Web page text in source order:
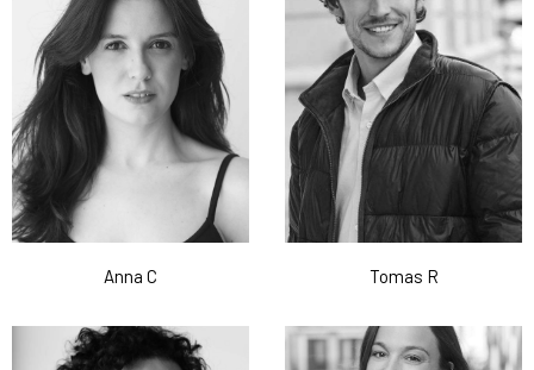
Anna C Tomas R